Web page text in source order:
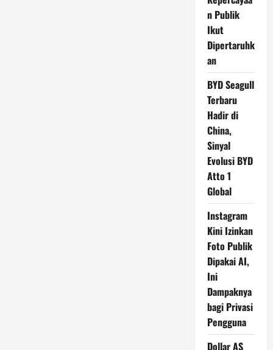
n Publik
Ikut
Dipertaruhk
an
BYD Seagull
Terbaru
Hadir di
China,
Sinyal
Evolusi BYD
Atto 1
Global
Instagram
Kini Izinkan
Foto Publik
Dipakai AI,
Ini
Dampaknya
bagi Privasi
Pengguna
Dollar AS